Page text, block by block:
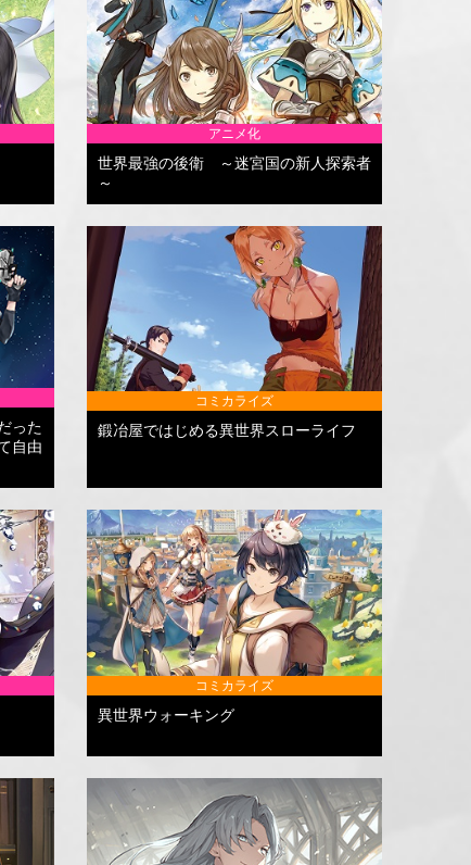
アニメ化
世界最強の後衛 ～迷宮国の新人探索者
～
った
自由
コミカライズ
鍛冶屋ではじめる異世界スローライフ
コミカライズ
異世界ウォーキング